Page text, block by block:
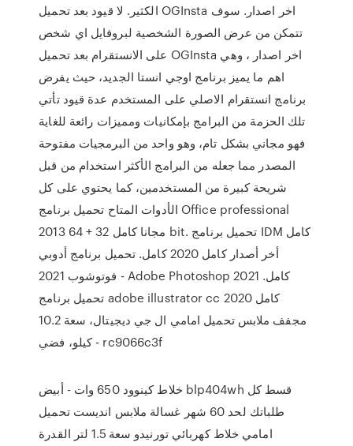
الكثير. لا قيود بعد تحميل OGInsta اخر اصدار. سوف
تتمكن من عرض الصورة الشخصية لبروفايل اي شخص
على الانستقرام بعد تحميل OGInsta اخر اصدار ، وهي
اهم ما يميز برنامج اوجي انستا الجديد، حيث يفرض
برنامج انستقرام الاصلي على المستخدم عدة قيود تأتي
تلك الحزمة من البرامج بإمكانيات ومميزات رائعة للغاية
فهو مجاني بشكل تام، وهو واحد من البرمجيات مفتوحة
المصدر مما جعله من البرامج الأكثر استخدام من قبل
شريحة كبيرة من المستخدمين، كما يحتوي على كل
الأدوات المتاح تحميل برنامج Office professional
2013 مجانا كامل 32 + 64 bit. تحميل برنامج IDM كامل
أخر أصدار كامل 2020 كامل. تحميل برنامج أدوبي
فوتوشوب 2021 - Adobe Photoshop 2021 كامل.
تحميل برنامج adobe illustrator cc 2020 كامل
مجفف ملابس تحميل امامي ال جي ديجيتال، سعة 10.2
كيلو، فضي - rc9066c3f
خلاط كينوود 650 وات - أبيض blp404wh قسط كل
طلباتك لحد 60 شهر غسالة ملابس انديست تحميل
امامي خلاط كهربائي تورنيدو سعة 1.5 لتر القدرة